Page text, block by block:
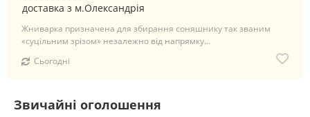
доставка з м.Олександрія
Жниварка призначена для збирання соняшнику так званим
«суцільним зрізом» незалежно від напрямку...
Сьогодні
Звичайні оголошення